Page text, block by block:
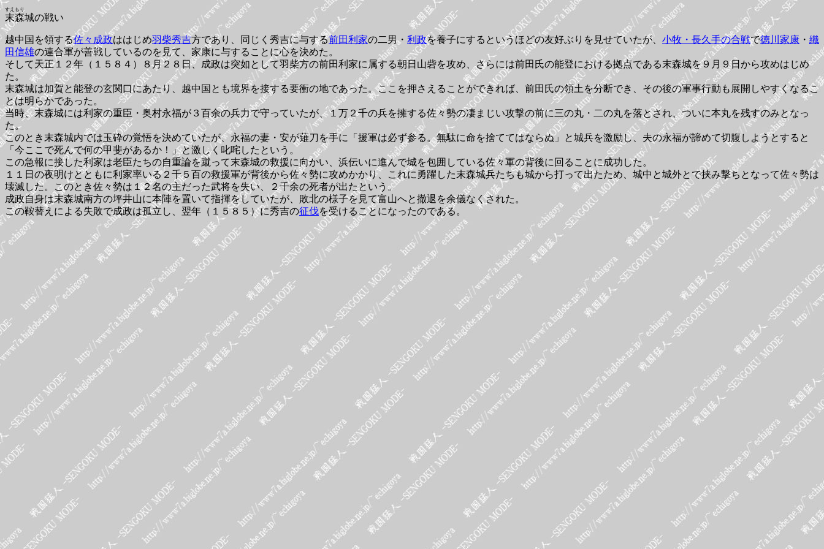
末森
すえもり
城の戦い
越中国を領する佐々成政ははじめ羽柴秀吉方であり、同じく秀吉に与する前田利家の二男・ 利政を養子にするというほどの友好ぶりを見せていたが、 小牧・長久手の合戦で徳川家康 ・ 織
田信雄の連合軍が善戦しているのを見て、家康に与することに心を決めた。
そして天正１２年（１５８４）８月２８日、成政は突如として羽柴方の前田利家に属する朝日山砦を攻め、さらには前田氏の能登における拠点である末森城を９月９日から攻めはじめ
た。
末森城は加賀と能登の玄関口にあたり、越中国とも境界を接する要衝の地であった。ここを押さえることができれば、前田氏の領土を分断でき、その後の軍事行動も展開しやすくなるこ
とは明らかであった。
当時、末森城には利家の重臣・奥村永福が３百余の兵力で守っていたが、１万２千の兵を擁する佐々勢の凄まじい攻撃の前に三の丸・二の丸を落とされ、ついに本丸を残すのみとなっ
た。
このとき末森城内では玉砕の覚悟を決めていたが、永福の妻・安が薙刀を手に「援軍は必ず参る。無駄に命を捨ててはならぬ」と城兵を激励し、夫の永福が諦めて切腹しようとすると
「今ここで死んで何の甲斐があるか！」と激しく叱咤したという。
この急報に接した利家は老臣たちの自重論を蹴って末森城の救援に向かい、浜伝いに進んで城を包囲している佐々軍の背後に回ることに成功した。
１１日の夜明けとともに利家率いる２千５百の救援軍が背後から佐々勢に攻めかかり、これに勇躍した末森城兵たちも城から打って出たため、城中と城外とで挟み撃ちとなって佐々勢は
壊滅した。このとき佐々勢は１２名の主だった武将を失い、２千余の死者が出たという。
成政自身は末森城南方の坪井山に本陣を置いて指揮をしていたが、敗北の様子を見て富山へと撤退を余儀なくされた。
この鞍替えによる失敗で成政は孤立し、翌年（１５８５）に秀吉の征伐を受けることになったのである。